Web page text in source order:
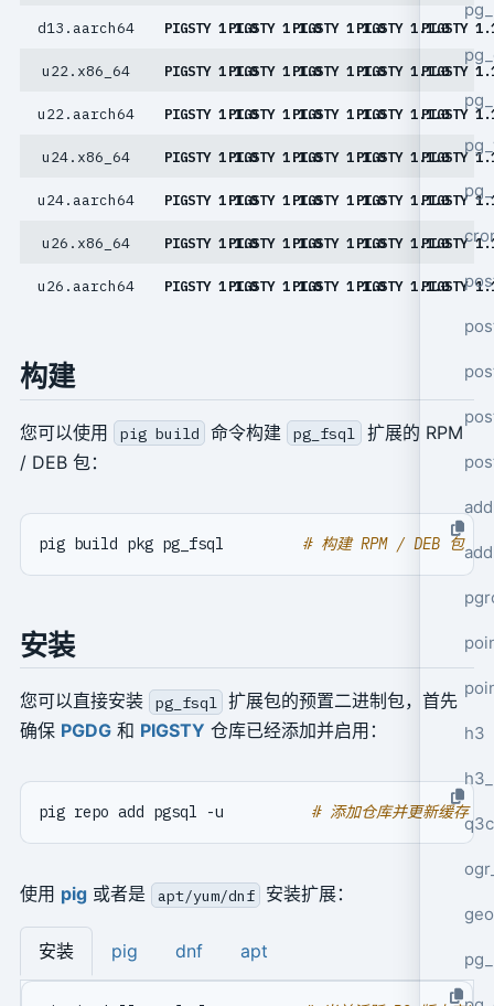
h3
q3c
d13.aarch64 PIGSTY 1.1.0PIGSTY 1.1.0PIGSTY 1.1.0PIGSTY 1.1.0PIGSTY
u22.x86_64 PIGSTY 1.1.0PIGSTY 1.1.0PIGSTY 1.1.0PIGSTY 1.1.0PIGSTY
u22.aarch64 PIGSTY 1.1.0PIGSTY 1.1.0PIGSTY 1.1.0PIGSTY 1.1.0PIGSTY
u24.x86_64 PIGSTY 1.1.0PIGSTY 1.1.0PIGSTY 1.1.0PIGSTY 1.1.0PIGSTY
u24.aarch64 PIGSTY 1.1.0PIGSTY 1.1.0PIGSTY 1.1.0PIGSTY 1.1.0PIGSTY
u26.x86_64 PIGSTY 1.1.0PIGSTY 1.1.0PIGSTY 1.1.0PIGSTY 1.1.0PIGSTY
u26.aarch64 PIGSTY 1.1.0PIGSTY 1.1.0PIGSTY 1.1.0PIGSTY 1.1.0PIGSTY
构建
您可以使用 pig build 命令构建 pg_fsql
扩展的 RPM
/ DEB 包：
pig build pkg pg_fsql # 构建 RPM / DEB 包
安装
您可以直接安装 pg_fsql
扩展包的预置二进制包，首先
确保 PGDG和 PIGSTY 仓库已经添加并启用：
pig repo add pgsql -u # 添加仓库并更新缓存
使用 pig或者是 apt/yum/dnf 安装扩展：
安装 pig dnf apt